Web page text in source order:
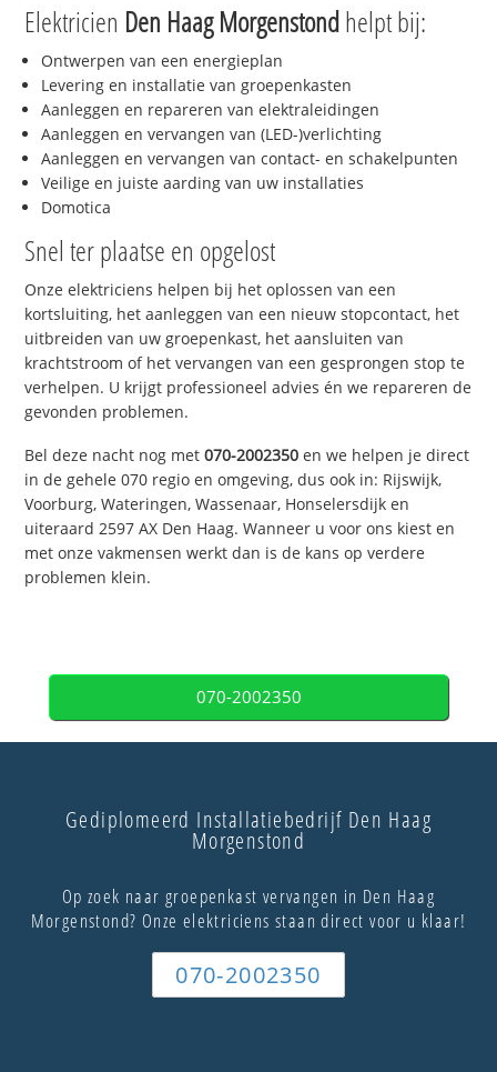
Elektricien Den Haag Morgenstondhelpt bij:
Ontwerpen van een energieplan
Levering en installatie van groepenkasten
Aanleggen en repareren van elektraleidingen
Aanleggen en vervangen van (LED-)verlichting
Aanleggen en vervangen van contact- en schakelpunten
Veilige en juiste aarding van uw installaties
Domotica
Snel ter plaatse en opgelost
Onze elektriciens helpen bij het oplossen van een
kortsluiting, het aanleggen van een nieuw stopcontact, het
uitbreiden van uw groepenkast, het aansluiten van
krachtstroom of het vervangen van een gesprongen stop te
verhelpen. U krijgt professioneel advies én we repareren de
gevonden problemen.
Bel deze nacht nog met070-2002350 en we helpen je direct
in de gehele 070 regio en omgeving, dus ook in: Rijswijk,
Voorburg, Wateringen, Wassenaar, Honselersdijk en
uiteraard 2597 AX Den Haag. Wanneer u voor ons kiest en
met onze vakmensen werkt dan is de kans op verdere
problemen klein.
070-2002350
Gediplomeerd Installatiebedrijf Den Haag
Morgenstond
Op zoek naar groepenkast vervangen in Den Haag
Morgenstond? Onze elektriciens staan direct voor u klaar!
070-2002350